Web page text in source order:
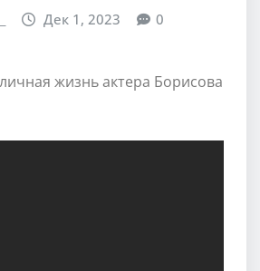
Дек 1, 2023 0